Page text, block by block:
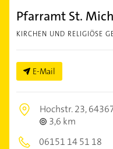
Pfarramt St.
KIRCHEN UND RELIGIÖSE
E-Mail
Hochstr. 23,
3,6 km
06151 14 51 18